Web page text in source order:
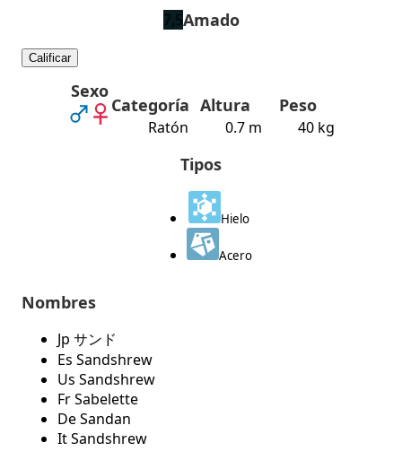
Sexo
Categoría
Ratón
Altura
0.7 m
Peso
40 kg
Tipos
Hielo
Acero
Nombres
Jp サンド
Es Sandshrew
Us Sandshrew
Fr Sabelette
De Sandan
It Sandshrew
7,5Amado
Calificar